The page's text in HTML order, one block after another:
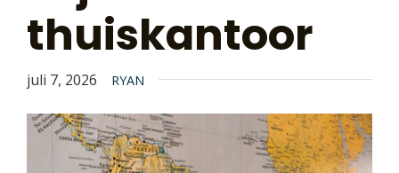
thuiskantoor
juli 7, 2026 RYAN